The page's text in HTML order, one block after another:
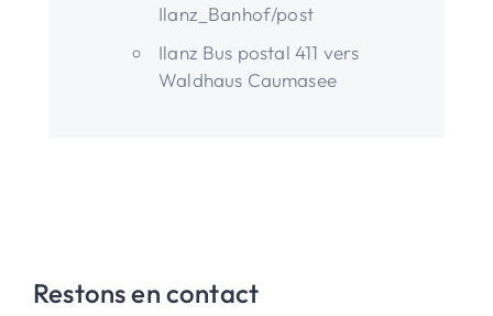
Ilanz_Banhof/post
Ilanz Bus postal 411 vers
Waldhaus Caumasee
Restons en contact